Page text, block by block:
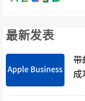
最新发表
带
成